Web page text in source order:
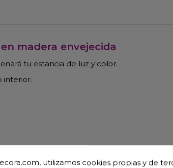
madera envejecida
tu estancia de luz y color.
interior.
utilizamos cookies propias y de